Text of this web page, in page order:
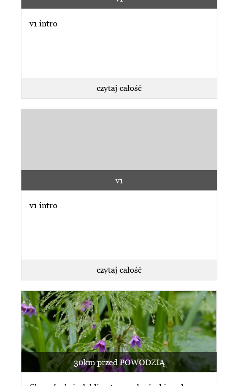
v1 intro
czytaj całość
v1
v1 intro
czytaj całość
30km przed POWODZIĄ